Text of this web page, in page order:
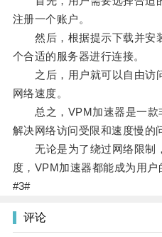
注册一个账户。
然后，根据提示下载并安
个合适的服务器进行连接。
之后，用户就可以自由访
网络速度。
总之，VPM加速器是一款
解决网络访问受限和速度慢的
无论是为了绕过网络限制
度，VPM加速器都能成为用户
#3#
评论